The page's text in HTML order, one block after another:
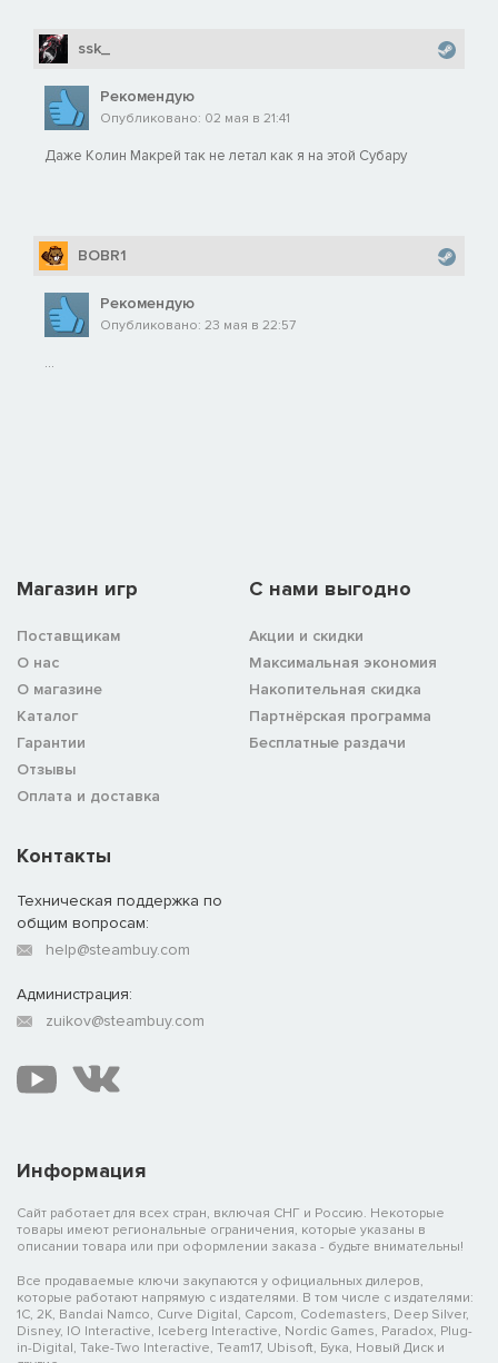
ssk_
Рекомендую
Опубликовано: 02 мая в 21:41
Даже Колин Макрей так не летал как я на этой Субару
BOBR1
Рекомендую
Опубликовано: 23 мая в 22:57
...
Магазин игр
Поставщикам
О нас
О магазине
Каталог
Гарантии
Отзывы
Оплата и доставка
C нами выгодно
Акции и скидки
Максимальная экономия
Накопительная скидка
Партнёрская программа
Бесплатные раздачи
Информация
Сайт работает для всех стран, включая СНГ и Россию. Некоторые
товары имеют региональные ограничения, которые указаны в
описании товара или при оформлении заказа - будьте внимательны!
Все продаваемые ключи закупаются у официальных дилеров,
которые работают напрямую с издателями. В том числе с издателями:
1C, 2K, Bandai Namco, Curve Digital, Capcom, Codemasters, Deep Silver,
Disney, IO Interactive, Iceberg Interactive, Nordic Games, Paradox, Plug-
in-Digital, Take-Two Interactive, Team17, Ubisoft, Бука, Новый Диск и
Контакты
Техническая поддержка по
общим вопросам:
help@steambuy.com
Администрация:
zuikov@steambuy.com